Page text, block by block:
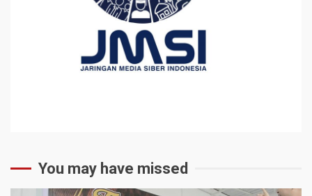
You may have missed